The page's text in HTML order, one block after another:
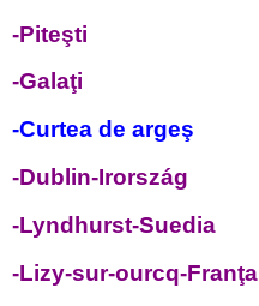
-Piteşti
-Galaţi
-Curtea de argeş
-Dublin-Irország
-Lyndhurst-Suedia
-Lizy-sur-ourcq-Franţa